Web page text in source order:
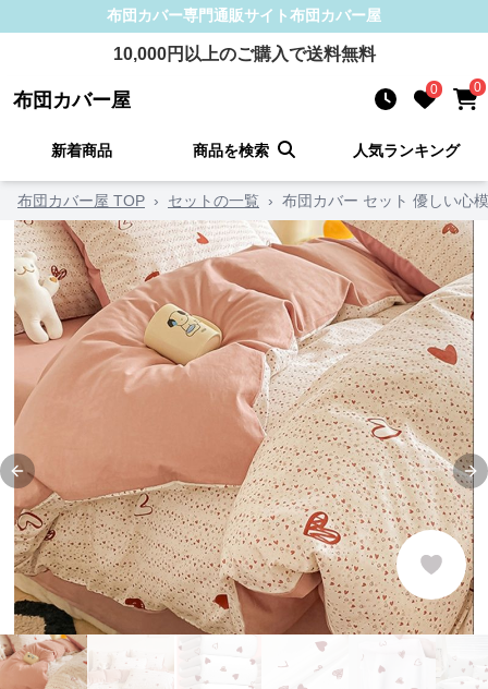
布団カバー専門通販サイト布団カバー屋
10,000円以上のご購入で送料無料
布団カバー屋 0 0
新着商品 商品を検索 人気ランキング
布団カバー屋 TOP › セットの一覧 › 布団カバー セット 優しい心
Previous slide